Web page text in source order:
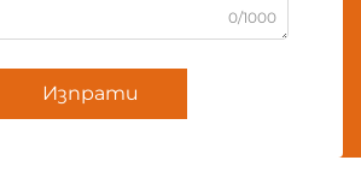
0/1000
Изпрати